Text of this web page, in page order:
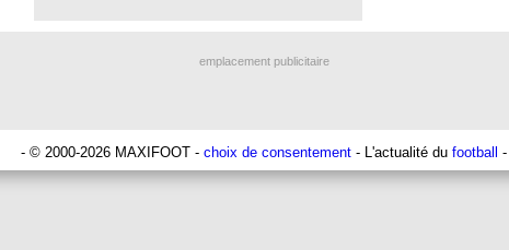
emplacement publicitaire
- © 2000-2026 MAXIFOOT - choix de consentement - L'actualité du football -